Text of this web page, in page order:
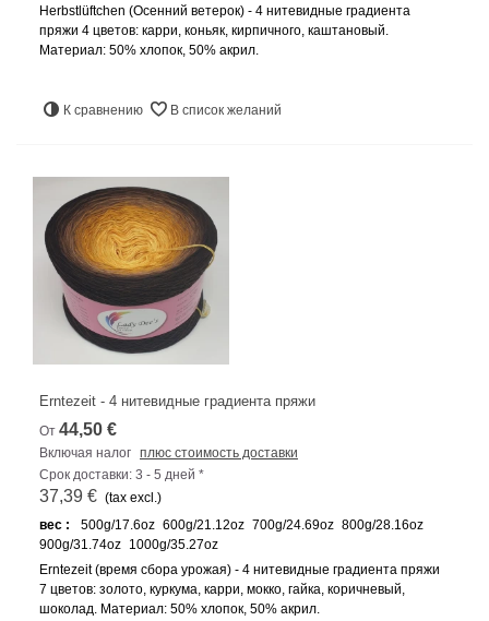
Herbstlüftchen (Осенний ветерок) - 4 нитевидные градиента
пряжи 4 цветов: карри, коньяк, кирпичного, каштановый.
Материал: 50% хлопок, 50% акрил.
К сравнению В список желаний
Erntezeit - 4 нитевидные градиента пряжи
От 44,50 €
Включая налог плюс стоимость доставки
Срок доставки: 3 - 5 дней *
37,39 € (tax excl.)
вес :
500g/17.6oz 600g/21.12oz 700g/24.69oz 800g/28.16oz
900g/31.74oz 1000g/35.27oz
Erntezeit (время сбора урожая) - 4 нитевидные градиента пряжи
7 цветов: золото, куркума, карри, мокко, гайка, коричневый,
шоколад. Материал: 50% хлопок, 50% акрил.